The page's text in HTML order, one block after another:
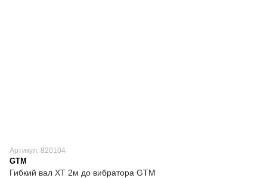
Артикул: 820104
GTM
Гибкий вал XT 2м до вибратора GTM